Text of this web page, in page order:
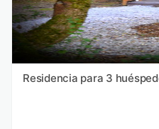
Residencia para 3